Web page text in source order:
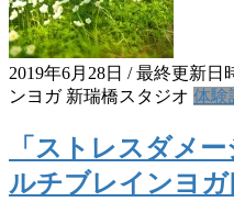
2019年6月28日 / 最終更新日
ンヨガ 新瑞橋スタジオ 体験
「ストレスダメ
ルチブレインヨ